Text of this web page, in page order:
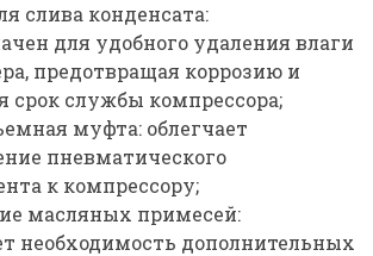
слива конденсата:
для удобного удаления влаги
предотвращая коррозию и
срок службы компрессора;
муфта: облегчает
пневматического
к компрессору;
масляных примесей:
необходимость дополнительных